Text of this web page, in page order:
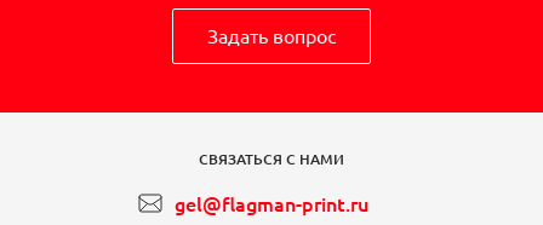
Задать вопрос
СВЯЗАТЬСЯ С НАМИ
gel@flagman-print.ru